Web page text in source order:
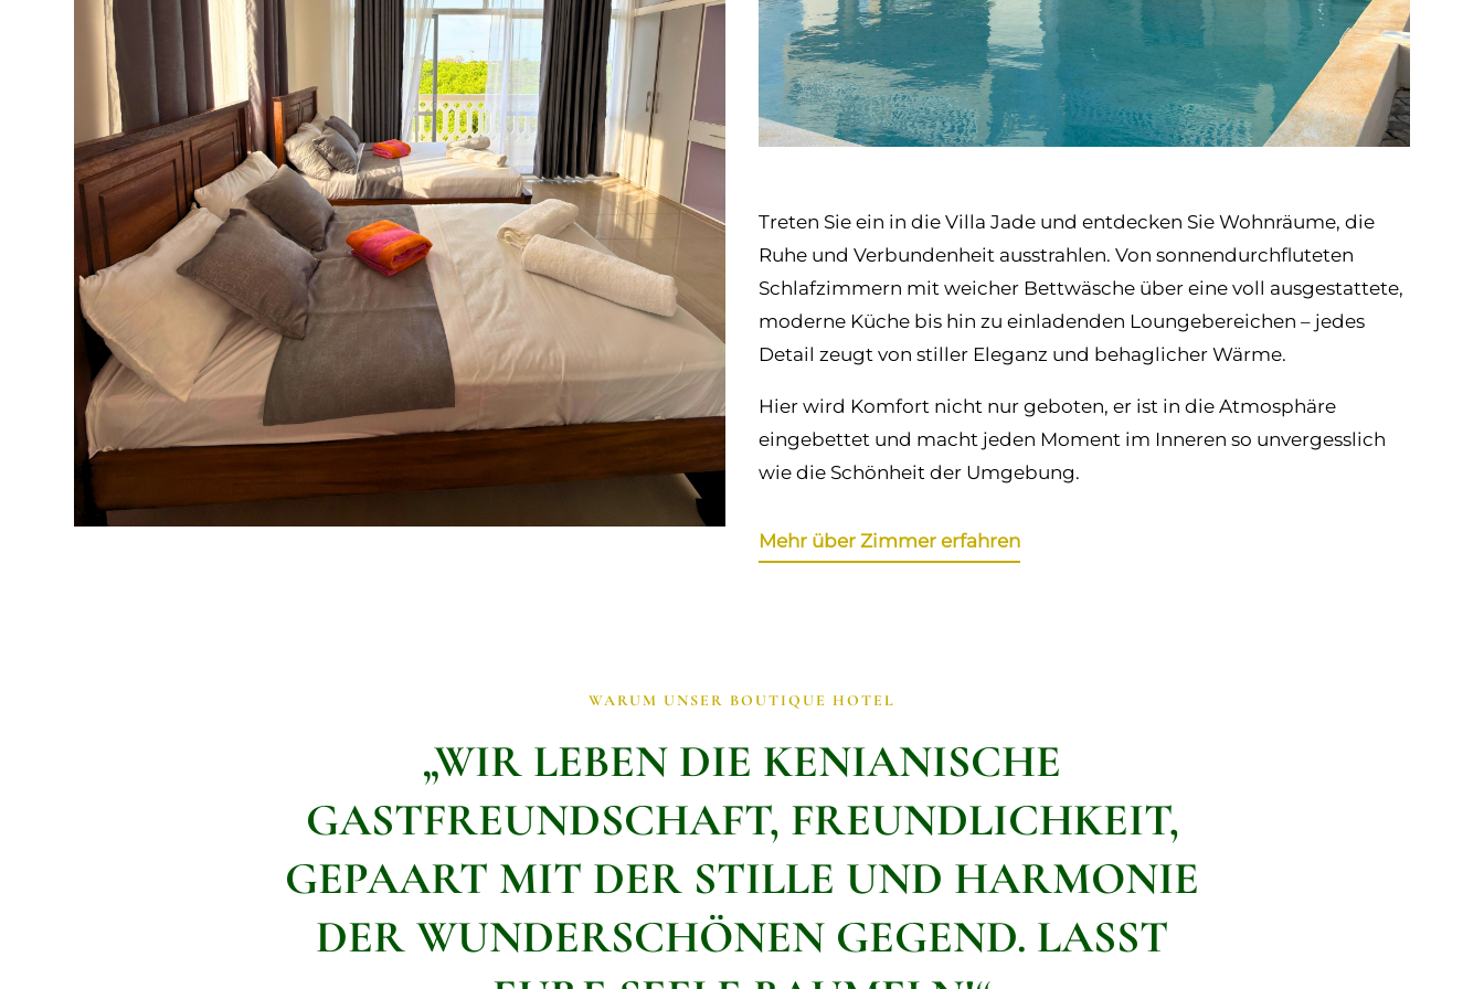
Treten Sie ein in die Villa Jade und entdecken Sie Wohnräume, die
Ruhe und Verbundenheit ausstrahlen. Von sonnendurchfluteten
Schlafzimmern mit weicher Bettwäsche über eine voll ausgestattete,
moderne Küche bis hin zu einladenden Loungebereichen – jedes
Detail zeugt von stiller Eleganz und behaglicher Wärme.
Hier wird Komfort nicht nur geboten, er ist in die Atmosphäre
eingebettet und macht jeden Moment im Inneren so unvergesslich
wie die Schönheit der Umgebung.
Mehr über Zimmer erfahren
WARUM UNSER BOUTIQUE HOTEL
„WIR LEBEN DIE KENIANISCHE
GASTFREUNDSCHAFT, FREUNDLICHKEIT,
GEPAART MIT DER STILLE UND HARMONIE
DER WUNDERSCHÖNEN GEGEND. LASST